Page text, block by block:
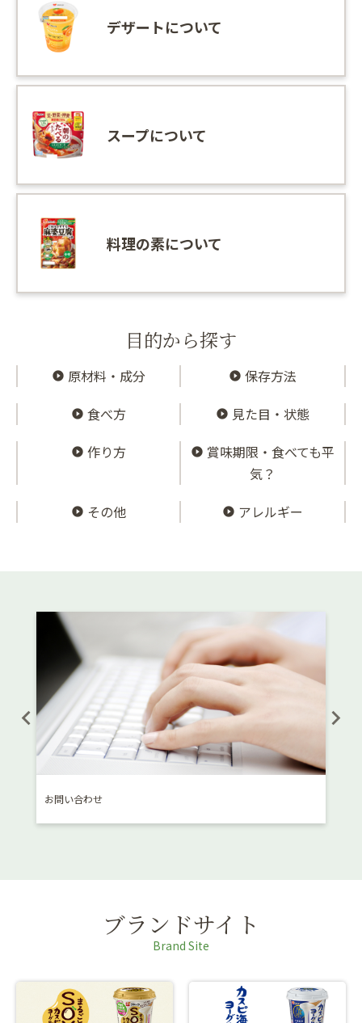
デザートについて
スープについて
料理の素について
目的から探す
原材料・成分
保存方法
食べ方
見た目・状態
作り方
賞味期限・食べても平
気？
その他
アレルギー
お問い合わせ
ブランドサイト
Brand Site